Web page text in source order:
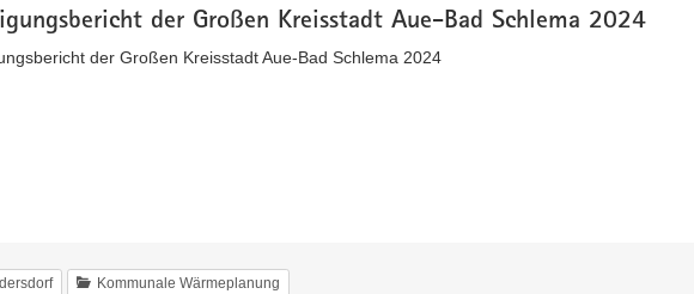
der Großen Kreisstadt Aue-Bad Schlema 2024
der Großen Kreisstadt Aue-Bad Schlema 2024
Kommunale Wärmeplanung